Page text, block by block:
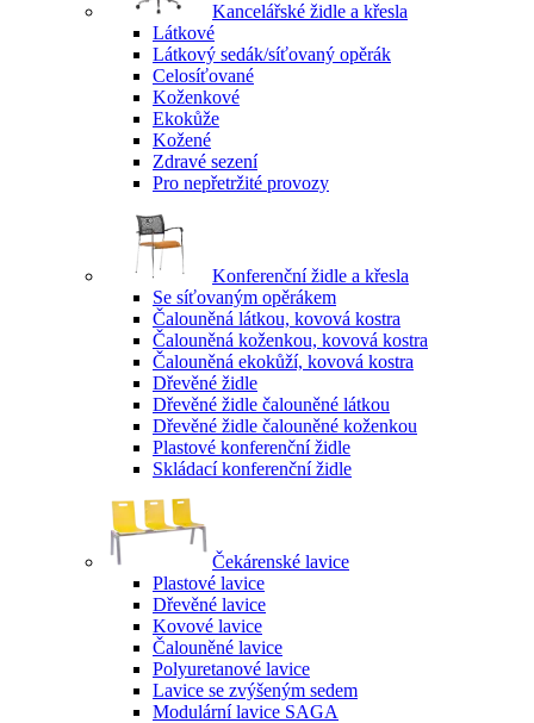
Kancelářské židle a křesla
Látkové
Látkový sedák/síťovaný opěrák
Celosíťované
Koženkové
Ekokůže
Kožené
Zdravé sezení
Pro nepřetržité provozy
Konferenční židle a křesla
Se síťovaným opěrákem
Čalouněná látkou, kovová kostra
Čalouněná koženkou, kovová kostra
Čalouněná ekokůží, kovová kostra
Dřevěné židle
Dřevěné židle čalouněné látkou
Dřevěné židle čalouněné koženkou
Plastové konferenční židle
Skládací konferenční židle
Čekárenské lavice
Plastové lavice
Dřevěné lavice
Kovové lavice
Čalouněné lavice
Polyuretanové lavice
Lavice se zvýšeným sedem
Modulární lavice SAGA